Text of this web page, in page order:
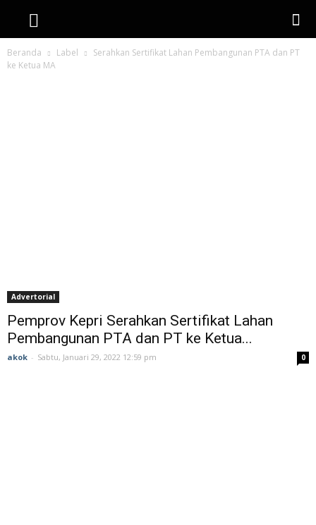
Beranda Label
Serahkan Sertifikat Lahan Pembangunan PTA dan PT
ke Ketua MA
Advertorial
Pemprov Kepri Serahkan Sertifikat Lahan
Pembangunan PTA dan PT ke Ketua...
akok - Sabtu, Januari 29, 2022 12:59 pm 0